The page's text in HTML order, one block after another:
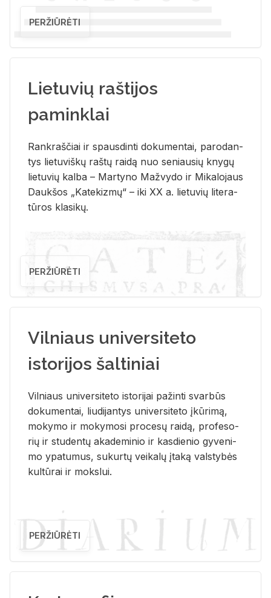
PERŽIŪRĖTI
Lietuvių raštijos
paminklai
Rank­raš­čiai ir spaus­din­ti do­ku­men­tai, pa­ro­dan­
tys lie­tu­viš­kų raš­tų rai­dą nuo se­niau­sių kny­gų
lie­tu­vių kal­ba – Mar­ty­no Ma­žvy­do ir Mi­ka­lo­jaus
Dauk­šos „Ka­te­kiz­mų“ – iki XX a. lie­tu­vių li­te­ra­
tū­ros kla­si­kų.
PERŽIŪRĖTI
Vilniaus universiteto
istorijos šaltiniai
Vil­niaus uni­ver­si­te­to is­to­ri­jai pa­žin­ti svar­būs
do­ku­men­tai, liu­di­jan­tys uni­ver­si­te­to įkū­ri­mą,
mo­ky­mo ir mo­ky­mo­si pro­ce­sų rai­dą, pro­fe­so­
rių ir stu­den­tų aka­de­mi­nio ir kas­die­nio gy­ve­ni­
mo ypa­tu­mus, su­kur­tų vei­ka­lų įta­ką vals­ty­bės
kul­tū­rai ir moks­lui.
PERŽIŪRĖTI